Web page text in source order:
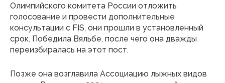
Олимпийского комитета России отложить
голосование и провести дополнительные
консультации с FIS, они прошли в установленный
срок. Победила Вяльбе, после чего она дважды
переизбиралась на этот пост.
Позже она возглавила Ассоциацию лыжных видов